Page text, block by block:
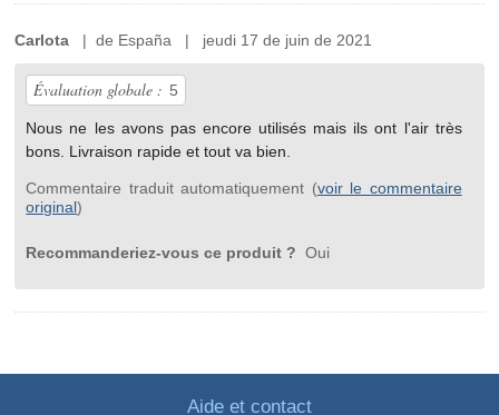
Carlota | de España | jeudi 17 de juin de 2021
Évaluation globale : 5
Nous ne les avons pas encore utilisés mais ils ont l'air très
bons. Livraison rapide et tout va bien.
Commentaire traduit automatiquement (voir le commentaire
original)
Recommanderiez-vous ce produit ? Oui
Aide et contact